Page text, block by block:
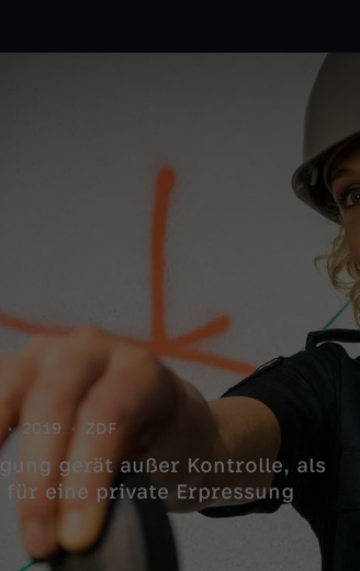
2019 ZDF
gerät außer Kontrolle, als
eine private Erpressung